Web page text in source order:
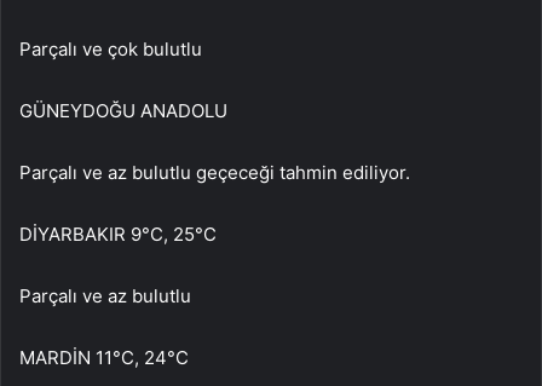
Parçalı ve çok bulutlu
GÜNEYDOĞU ANADOLU
Parçalı ve az bulutlu geçeceği tahmin ediliyor.
DİYARBAKIR 9°C, 25°C
Parçalı ve az bulutlu
MARDİN 11°C, 24°C